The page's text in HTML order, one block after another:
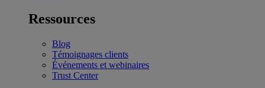
Ressources
Blog
Témoignages clients
Événements et webinaires
Trust Center